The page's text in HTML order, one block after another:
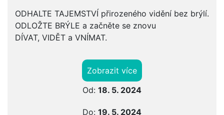
ODHALTE TAJEMSTVÍ přirozeného vidění bez brýlí.
ODLOŽTE BRÝLE a začněte se znovu
DÍVAT, VIDĚT a VNÍMAT.
Zobrazit více
Od: 18. 5. 2024
Do: 19. 5. 2024